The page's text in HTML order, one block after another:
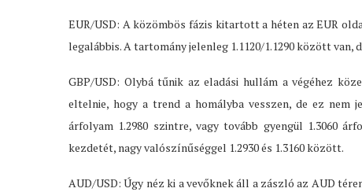
EUR/USD: A közömbös fázis kitartott a héten az EUR
legalábbis. A tartomány jelenleg 1.1120/1.1290 között
GBP/USD: Olybá tűnik az eladási hullám a végéhez
eltelnie, hogy a trend a homályba vesszen, de ez nem
árfolyam 1.2980 szintre, vagy tovább gyengül 1.3060
kezdetét, nagy valószínűséggel 1.2930 és 1.3160 között.
AUD/USD: Úgy néz ki a vevőknek áll a zászló az AUD